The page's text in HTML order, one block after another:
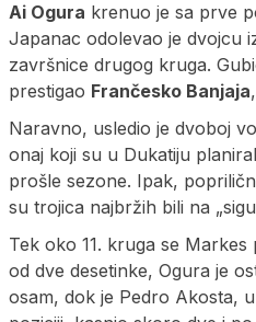
Ai Ogura krenuo je sa prve
Japanac odolevao je dvojcu
završnice drugog kruga.
prestigao Frančesko Banjaja
Naravno, usledio je dvoboj
onaj koji su u Dukatiju
prošle sezone. Ipak,
su trojica najbržih bili na
Tek oko 11. kruga se Markes
od dve desetinke, Ogura je
osam, dok je Pedro Akosta,